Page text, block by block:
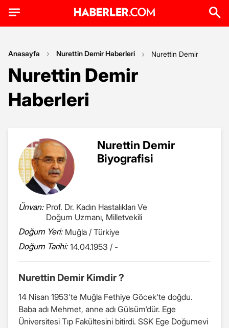
Anasayfa Nurettin Demir Haberleri Nurettin Demir
Nurettin Demir
Haberleri
Nurettin Demir
Biyografisi
Ünvan: Prof. Dr. Kadın Hastalıkları Ve
Doğum Uzmanı, Milletvekili
Doğum Yeri: Muğla / Türkiye
Doğum Tarihi: 14.04.1953 / -
Nurettin Demir Kimdir ?
14 Nisan 1953'te Muğla Fethiye Göcek'te doğdu.
Baba adı Mehmet, anne adı Gülsüm'dür. Ege
Üniversitesi Tıp Fakültesini bitirdi. SSK Ege Doğumevi